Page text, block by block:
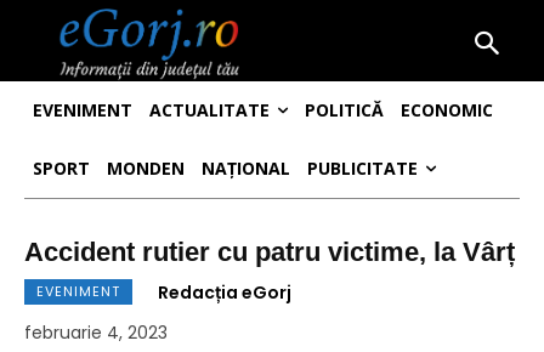
EVENIMENT ACTUALITATE POLITICĂ ECONOMIC
SPORT MONDEN NAȚIONAL PUBLICITATE
Accident rutier cu patru victime, la Vârț
EVENIMENT
Redacția eGorj
februarie 4, 2023